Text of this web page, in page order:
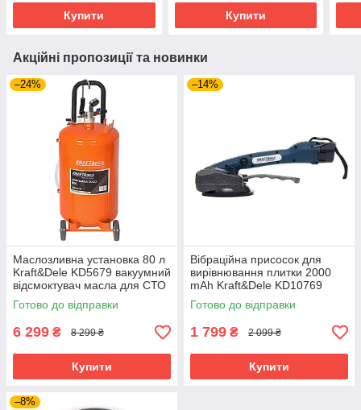
Купити Купити
Акційні пропозиції та новинки
–24%
Маслозливна установка 80 л
Kraft&Dele KD5679 вакуумний
відсмоктувач масла для СТО
Готово до відправки
6 299 ₴ 8 299 ₴
Купити
–14%
Вібраційна присосок для
вирівнювання плитки 2000
mAh Kraft&Dele KD10769
вібраційна присоска
Готово до відправки
1 799 ₴ 2 099 ₴
Купити
–8%